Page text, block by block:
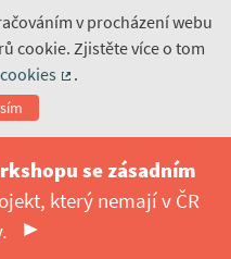
v procházení webu
cookie. Zjistěte více o tom
.
se zásadním
který nemají v ČR